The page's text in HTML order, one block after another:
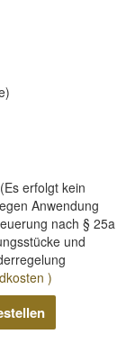
erfolgt kein
Anwendung
nach § 25a
und
)